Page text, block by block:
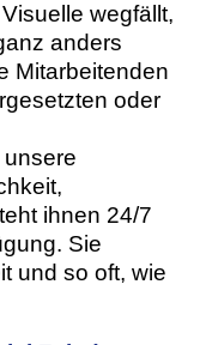
wegfällt,
anders
Mitarbeitenden
oder
ihnen 24/7
Sie
und so oft, wie